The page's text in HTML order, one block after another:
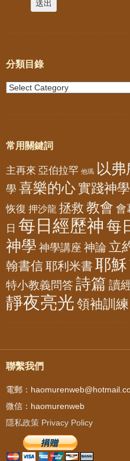
分類目錄
常用關鍵詞
主再來 亞伯拉罕 他瑪 以
學 喜樂的心實踐神學
恢復 押沙龍 拯救 教會 會
日 每日經歷神 每
神學 神學講座 神論 立
翰書信耶利米書 耶穌
特小教義問答詩篇 讀
靜夜亮光 領袖訓練
聯繫我們
電郵：
微信：haomurenweb
隱私政策 Privacy Policy